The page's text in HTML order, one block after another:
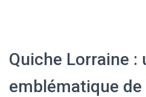
Quiche Lorraine :
emblématique